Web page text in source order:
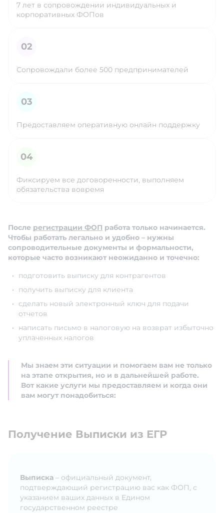
7 лет в сопровождении индивидуальных и
корпоративных ФОПов
Сопровождали более 500 предпринимателей
Предоставляем оперативную онлайн поддержку
Фиксируем все договоренности, выполняем
обязательства вовремя
После регистрации ФОП работа только начинается.
Чтобы работать легально и удобно – нужны
сопроводительные документы и формальности,
которые часто возникают неожиданно и точечно:
подготовить выписку для контрагентов
получить выписку для клиента
сделать новый электронный ключ для подачи
отчетов
написать письмо в налоговую на возврат избыточно
уплаченных налогов
Мы знаем эти ситуации и помогаем вам не только
на этапе открытия, но и в дальнейшей работе.
Вот какие услуги мы предоставляем и когда они
вам могут понадобиться:
Получение Выписки из ЕГР
Выписка – официальный документ,
подтверждающий регистрацию вас как ФОП, с
указанием ваших данных в Едином
государственном реестре